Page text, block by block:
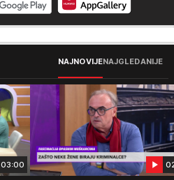
NAJNOVIJENAJGLEDANIJE
03:00